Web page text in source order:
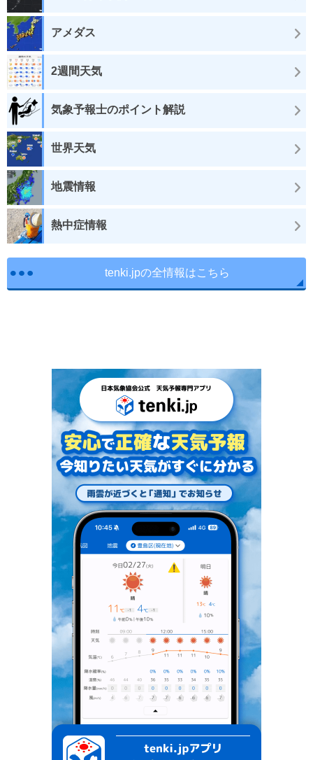
アメダス
2週間天気
気象予報士のポイント解説
世界天気
地震情報
熱中症情報
tenki.jpの全情報はこちら